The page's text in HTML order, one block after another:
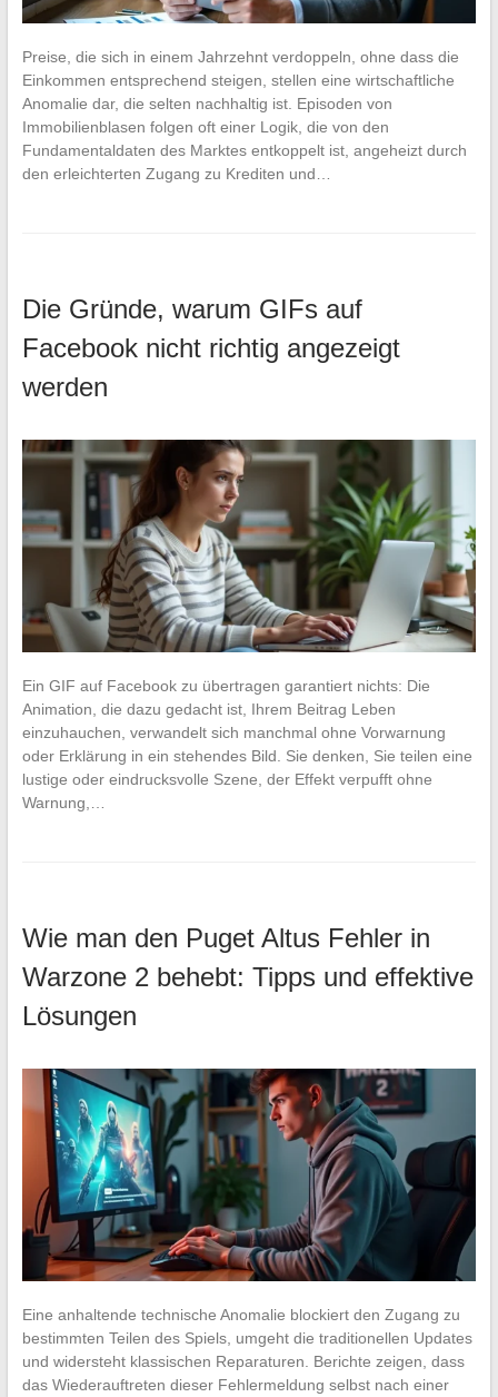
Preise, die sich in einem Jahrzehnt verdoppeln, ohne dass die
Einkommen entsprechend steigen, stellen eine wirtschaftliche
Anomalie dar, die selten nachhaltig ist. Episoden von
Immobilienblasen folgen oft einer Logik, die von den
Fundamentaldaten des Marktes entkoppelt ist, angeheizt durch
den erleichterten Zugang zu Krediten und…
Die Gründe, warum GIFs auf
Facebook nicht richtig angezeigt
werden
Ein GIF auf Facebook zu übertragen garantiert nichts: Die
Animation, die dazu gedacht ist, Ihrem Beitrag Leben
einzuhauchen, verwandelt sich manchmal ohne Vorwarnung
oder Erklärung in ein stehendes Bild. Sie denken, Sie teilen eine
lustige oder eindrucksvolle Szene, der Effekt verpufft ohne
Warnung,…
Wie man den Puget Altus Fehler in
Warzone 2 behebt: Tipps und effektive
Lösungen
Eine anhaltende technische Anomalie blockiert den Zugang zu
bestimmten Teilen des Spiels, umgeht die traditionellen Updates
und widersteht klassischen Reparaturen. Berichte zeigen, dass
das Wiederauftreten dieser Fehlermeldung selbst nach einer